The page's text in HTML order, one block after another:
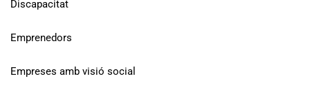
Discapacitat
Emprenedors
Empreses amb visió social